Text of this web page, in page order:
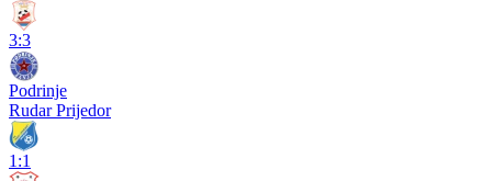
3:3
Podrinje
Rudar Prijedor
1:1